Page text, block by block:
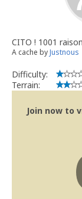
CITO ! 1001
A cache byJustnous
Difficulty:
Terrain:
Join now to